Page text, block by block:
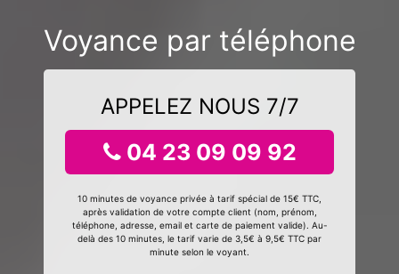
Voyance par téléphone
APPELEZ NOUS 7/7
04 23 09 09 92
10 minutes de voyance privée à tarif spécial de 15€ TTC,
après validation de votre compte client (nom, prénom,
téléphone, adresse, email et carte de paiement valide). Au-
delà des 10 minutes, le tarif varie de 3,5€ à 9,5€ TTC par
minute selon le voyant.